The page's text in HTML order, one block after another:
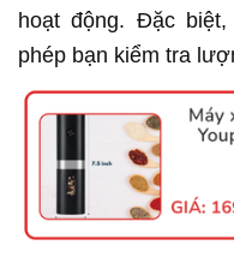
hoạt động. Đặc
phép bạn kiểm tra